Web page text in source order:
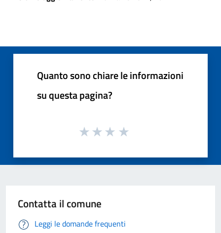
Quanto sono chiare le informazioni
su questa pagina?
Contatta il comune
Leggi le domande frequenti